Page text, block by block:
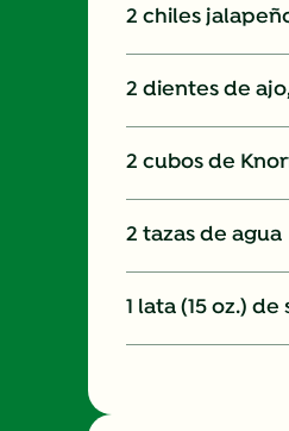
2 chiles
2 dientes de
2 cubos de
2 tazas de agua
1 lata (15 oz.)